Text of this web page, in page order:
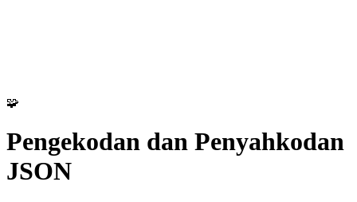
🧩
Pengekodan dan Penyahkodan
JSON